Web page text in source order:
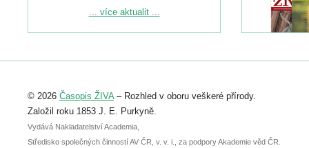
Podrobnější informace ke konferenci
Registrovat se můžete do 6. září.
abstraktu přihlášené přednášky nebo
posteru je už 30. června.
... více aktualit ...
© 2026 Časopis ŽIVA– Rozhled v oboru veškeré přírody.
Založil roku 1853 J. E. Purkyně.
Vydává Nakladatelství Academia,
Středisko společných činností AV ČR, v. v. i., za podpory Akademie věd ČR.